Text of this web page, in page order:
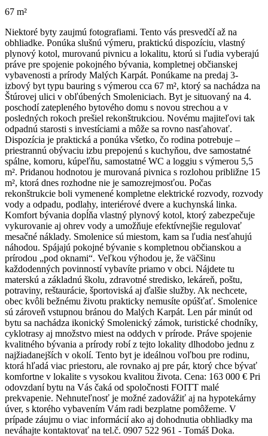
67 m²
Niektoré byty zaujmú fotografiami. Tento vás presvedčí až na
obhliadke. Ponúka slušnú výmeru, praktickú dispozíciu, vlastný
plynový kotol, murovanú pivnicu a lokalitu, ktorú si ľudia vyberajú
práve pre spojenie pokojného bývania, kompletnej občianskej
vybavenosti a prírody Malých Karpát. Ponúkame na predaj 3-
izbový byt typu bauring s výmerou cca 67 m², ktorý sa nachádza na
Štúrovej ulici v obľúbených Smoleniciach. Byt je situovaný na 4.
poschodí zatepleného bytového domu s novou strechou a v
posledných rokoch prešiel rekonštrukciou. Novému majiteľovi tak
odpadnú starosti s investíciami a môže sa rovno nasťahovať.
Dispozícia je praktická a ponúka všetko, čo rodina potrebuje –
priestrannú obývaciu izbu prepojenú s kuchyňou, dve samostatné
spálne, komoru, kúpeľňu, samostatné WC a loggiu s výmerou 5,5
m². Pridanou hodnotou je murovaná pivnica s rozlohou približne 15
m², ktorá dnes rozhodne nie je samozrejmosťou. Počas
rekonštrukcie boli vymenené kompletne elektrické rozvody, rozvody
vody a odpadu, podlahy, interiérové dvere a kuchynská linka.
Komfort bývania dopĺňa vlastný plynový kotol, ktorý zabezpečuje
vykurovanie aj ohrev vody a umožňuje efektívnejšie regulovať
mesačné náklady. Smolenice sú miestom, kam sa ľudia nesťahujú
náhodou. Spájajú pokojné bývanie s kompletnou občianskou a
prírodou „pod oknami“. Veľkou výhodou je, že väčšinu
každodenných povinností vybavíte priamo v obci. Nájdete tu
materskú a základnú školu, zdravotné stredisko, lekáreň, poštu,
potraviny, reštaurácie, športoviská aj ďalšie služby. Ak nechcete,
obec kvôli bežnému životu prakticky nemusíte opúšťať. Smolenice
sú zároveň vstupnou bránou do Malých Karpát. Len pár minút od
bytu sa nachádza ikonický Smolenický zámok, turistické chodníky,
cyklotrasy aj množstvo miest na oddych v prírode. Práve spojenie
kvalitného bývania a prírody robí z tejto lokality dlhodobo jednu z
najžiadanejších v okolí. Tento byt je ideálnou voľbou pre rodinu,
ktorá hľadá viac priestoru, ale rovnako aj pre pár, ktorý chce bývať
komfortne v lokalite s vysokou kvalitou života. Cena: 163 000 € Pri
odovzdaní bytu na Vás čaká od spoločnosti FOITT malé
prekvapenie. Nehnuteľnosť je možné zadovážiť aj na hypotekárny
úver, s ktorého vybavením Vám radi bezplatne pomôžeme. V
prípade záujmu o viac informácií ako aj dohodnutia obhliadky ma
neváhajte kontaktovať na tel.č. 0907 522 961 - Tomáš Doka.